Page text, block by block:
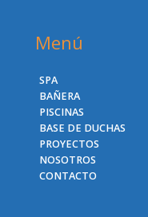
Menú
SPA
BAÑERA
PISCINAS
BASE DE DUCHAS
PROYECTOS
NOSOTROS
CONTACTO